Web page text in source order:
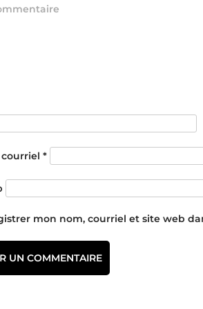
*
mon nom, courriel et site web